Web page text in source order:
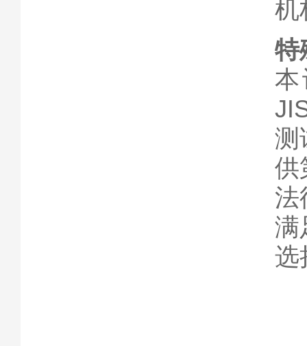
机
特
本
测
供
法
满
选